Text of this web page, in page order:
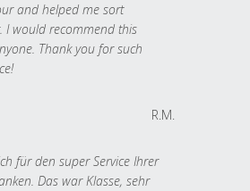
and helped me sort
I would recommend this
Thank you for such
R.M.
für den super Service Ihrer
Das war Klasse, sehr